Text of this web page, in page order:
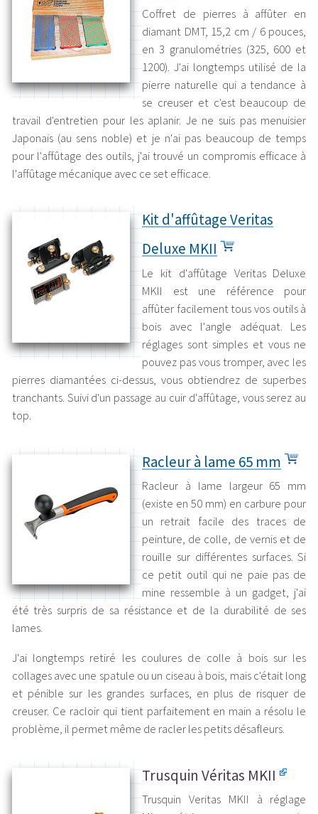
Coffret de pierres à affûter en
diamant DMT, 15,2 cm / 6 pouces,
en 3 granulométries (325, 600 et
1200). J'ai longtemps utilisé de la
pierre naturelle qui a tendance à
se creuser et c'est beaucoup de
travail d'entretien pour les aplanir. Je ne suis pas menuisier
Japonais (au sens noble) et je n'ai pas beaucoup de temps
pour l'affûtage des outils, j'ai trouvé un compromis efficace à
l'affûtage mécanique avec ce set efficace.
Kit d'affûtage Veritas
Deluxe MKII
Le kit d'affûtage Veritas Deluxe
MKII est une référence pour
affûter facilement tous vos outils à
bois avec l'angle adéquat. Les
réglages sont simples et vous ne
pouvez pas vous tromper, avec les
pierres diamantées ci-dessus, vous obtiendrez de superbes
tranchants. Suivi d'un passage au cuir d'affûtage, vous serez au
top.
Racleur à lame 65 mm
Racleur à lame largeur 65 mm
(existe en 50 mm) en carbure pour
un retrait facile des traces de
peinture, de colle, de vernis et de
rouille sur différentes surfaces. Si
ce petit outil qui ne paie pas de
mine ressemble à un gadget, j'ai
été très surpris de sa résistance et de la durabilité de ses
lames.
J'ai longtemps retiré les coulures de colle à bois sur les
collages avec une spatule ou un ciseau à bois, mais c'était long
et pénible sur les grandes surfaces, en plus de risquer de
creuser. Ce racloir qui tient parfaitement en main a résolu le
problème, il permet même de racler les petits désafleurs.
Trusquin Véritas MKII
Trusquin Veritas MKII à réglage